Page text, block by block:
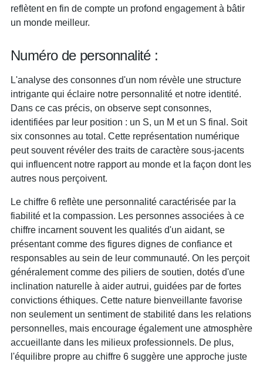
reflètent en fin de compte un profond engagement à bâtir
un monde meilleur.
Numéro de personnalité :
L'analyse des consonnes d'un nom révèle une structure
intrigante qui éclaire notre personnalité et notre identité.
Dans ce cas précis, on observe sept consonnes,
identifiées par leur position : un S, un M et un S final. Soit
six consonnes au total. Cette représentation numérique
peut souvent révéler des traits de caractère sous-jacents
qui influencent notre rapport au monde et la façon dont les
autres nous perçoivent.
Le chiffre 6 reflète une personnalité caractérisée par la
fiabilité et la compassion. Les personnes associées à ce
chiffre incarnent souvent les qualités d'un aidant, se
présentant comme des figures dignes de confiance et
responsables au sein de leur communauté. On les perçoit
généralement comme des piliers de soutien, dotés d'une
inclination naturelle à aider autrui, guidées par de fortes
convictions éthiques. Cette nature bienveillante favorise
non seulement un sentiment de stabilité dans les relations
personnelles, mais encourage également une atmosphère
accueillante dans les milieux professionnels. De plus,
l'équilibre propre au chiffre 6 suggère une approche juste